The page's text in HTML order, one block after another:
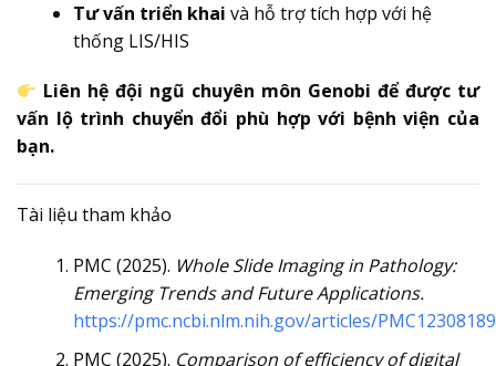
Tư vấn triển khai và hỗ trợ tích hợp với hệ
thống LIS/HIS
Liên hệ đội ngũ chuyên môn Genobi để được tư
vấn lộ trình chuyển đổi phù hợp với bệnh viện của
bạn.
Tài liệu tham khảo
PMC (2025). Whole Slide Imaging in Pathology:
Emerging Trends and Future Applications.
https://pmc.ncbi.nlm.nih.gov/articles/
PMC (2025). Comparison of efficiency of digital